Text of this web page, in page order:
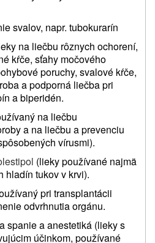
svalov, napr. tubokurarín
na liečbu rôznych ochorení,
kŕče, sťahy močového
poruchy, svalové kŕče,
a podporná liečba pri
a biperidén.
na liečbu
a na liečbu a prevenciu
vírusmi).
(liekypoužívané najmä
hladín tukov v krvi).
pri transplantácii
odvrhnutia orgánu.
spanie a anestetiká (lieky s
účinkom, používané